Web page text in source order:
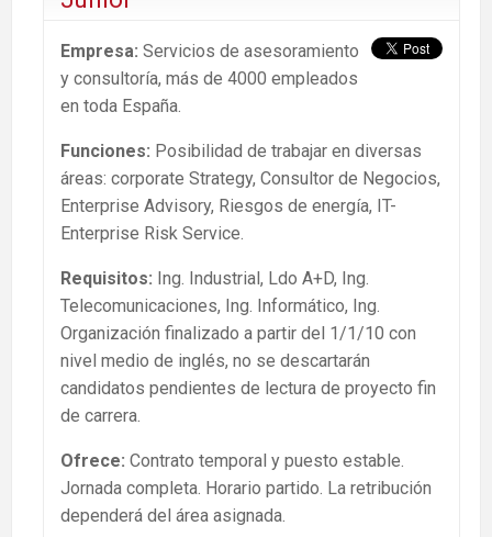
Empresa: Servicios de asesoramiento
y consultoría, más de 4000 empleados
en toda España.
Funciones: Posibilidad de trabajar en diversas
áreas: corporate Strategy, Consultor de Negocios,
Enterprise Advisory, Riesgos de energía, IT-
Enterprise Risk Service.
Requisitos: Ing. Industrial, Ldo A+D, Ing.
Telecomunicaciones, Ing. Informático, Ing.
Organización finalizado a partir del 1/1/10 con
nivel medio de inglés, no se descartarán
candidatos pendientes de lectura de proyecto fin
de carrera.
Ofrece: Contrato temporal y puesto estable.
Jornada completa. Horario partido. La retribución
dependerá del área asignada.